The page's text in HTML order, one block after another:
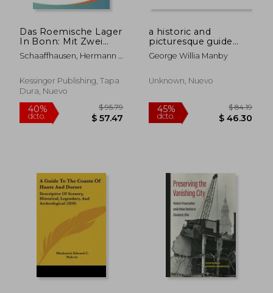
Das Roemische Lager
In Bonn: Mit Zwei
Plaenen (1888) (en
Alemán)
Schaaffhausen, Hermann ;
Klein, Josef
Kessinger Publishing, Tapa
Dura, Nuevo
a historic and
picturesque guide
from cl
George Willia Manby
Unknown, Nuevo